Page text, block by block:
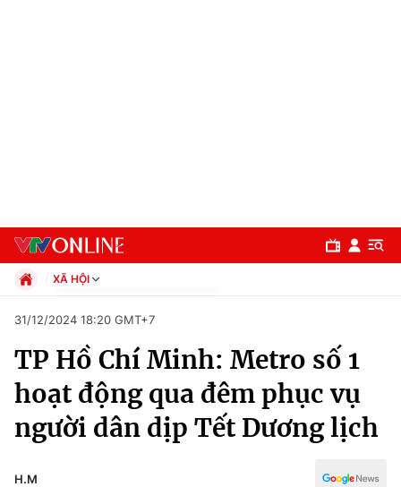
Chuyên mục
Chính trị
XÃ HỘI
Xã hội
Pháp luật
Thể thao
Truyền hình
Văn hóa - Giải trí
31/12/2024 18:20 GMT+7
TP Hồ Chí Minh: Metro số 1
hoạt động qua đêm phục vụ
người dân dịp Tết Dương lịch
H.M